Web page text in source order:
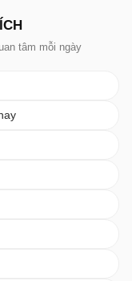
tâm mỗi ngày